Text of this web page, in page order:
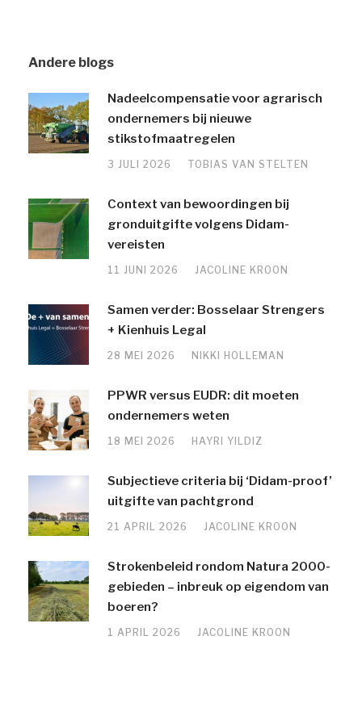
Andere blogs
Nadeelcompensatie voor agrarisch
ondernemers bij nieuwe
stikstofmaatregelen
3 JULI 2026 TOBIAS VAN STELTEN
Context van bewoordingen bij
gronduitgifte volgens Didam-
vereisten
11 JUNI 2026 JACOLINE KROON
Samen verder: Bosselaar Strengers
+ Kienhuis Legal
28 MEI 2026 NIKKI HOLLEMAN
PPWR versus EUDR: dit moeten
ondernemers weten
18 MEI 2026 HAYRI YILDIZ
Subjectieve criteria bij ‘Didam-proof’
uitgifte van pachtgrond
21 APRIL 2026 JACOLINE KROON
Strokenbeleid rondom Natura 2000-
gebieden – inbreuk op eigendom van
boeren?
1 APRIL 2026 JACOLINE KROON